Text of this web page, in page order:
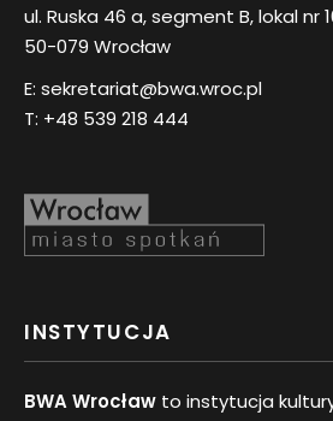
ul. Ruska 46 a, segment B, lokal nr
50-079 Wrocław
E: sekretariat@bwa.wroc.pl
T: +48 539 218 444
INSTYTUCJA
BWA Wrocław to instytucja